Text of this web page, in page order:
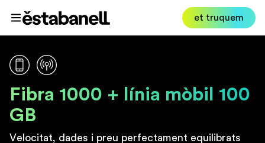
Obrir el menú
Estabanell et truquem
Fibra 1000 + línia mòbil 100
GB
Velocitat, dades i preu perfectament equilibrats